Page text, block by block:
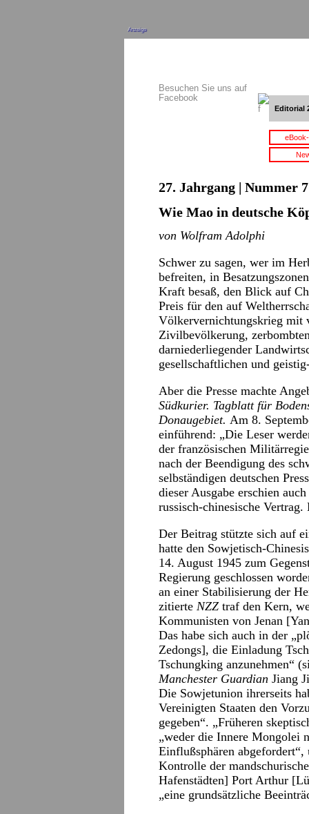
Anzeige
Besuchen Sie uns auf
Facebook
Editorial
27. Jahrgang | Nummer
Wie Mao in deutsche
von Wolfram Adolphi
Schwer zu sagen, wer im
befreiten, in
Kraft besaß, den Blick auf
Preis für den auf
Völkervernichtungskrieg mit
Zivilbevölkerung,
darniederliegender
gesellschaftlichen und
Aber die Presse machte
Südkurier. Tagblatt für
Donaugebiet. Am 8.
einführend: „Die Leser
der französischen
nach der Beendigung des
selbständigen deutschen
dieser Ausgabe erschien
russisch-chinesische
Der Beitrag stützte sich auf
hatte den Sowjetisch-
14. August 1945 zum
Regierung geschlossen
an einer Stabilisierung der
zitierte NZZ traf den Kern,
Kommunisten von Jenan
Das habe sich auch in der
Zedongs], die Einladung
Tschungking anzunehmen“
Manchester Guardian Jiang
Die Sowjetunion ihrerseits
Vereinigten Staaten den
gegeben“. „Früheren
„weder die Innere
Einflußsphären
Kontrolle der
Hafenstädten] Port Arthur
„eine grundsätzliche